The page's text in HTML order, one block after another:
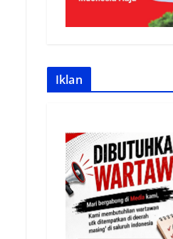
Iklan